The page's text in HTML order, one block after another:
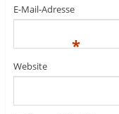
E-Mail-Adresse
*
Website